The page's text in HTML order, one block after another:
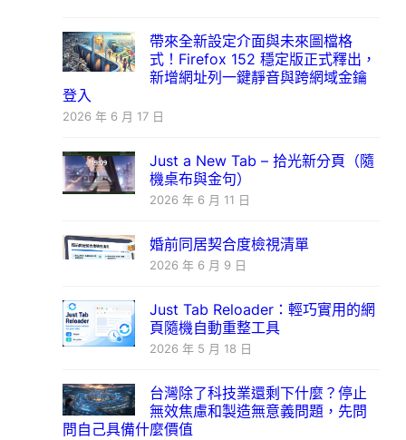
帶來全新設定介面與未來圖檔格
式！Firefox 152 穩定版正式釋出，
新增網址列一鍵靜音與跨網域金鑰
登入
2026 年 6 月 17 日
Just a New Tab – 拾光新分頁（隨
機桌布與金句）
2026 年 6 月 11 日
婚前同居契合度檢視清單
2026 年 6 月 9 日
Just Tab Reloader：輕巧實用的網
頁隨機自動重整工具
2026 年 5 月 18 日
台灣除了科技業還剩下什麼？停止
無效焦慮和製造無意義問題，先問
問自己具備什麼價值